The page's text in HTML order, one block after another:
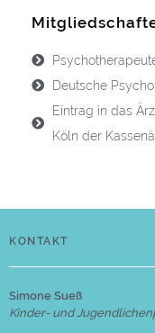
Deutsche
Eintrag in das
Köln der
KONTAKT
Simone Sueß
Kinder- und